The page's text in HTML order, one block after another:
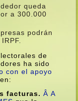
queda
a 300.000
podrán
de
ha sido
con el apoyo
facturas.Â A